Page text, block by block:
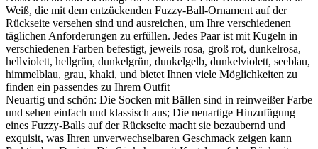
Weiß, die mit dem entzückenden Fuzzy-Ball-Ornament auf der
Rückseite versehen sind und ausreichen, um Ihre verschiedenen
täglichen Anforderungen zu erfüllen. Jedes Paar ist mit Kugeln in
verschiedenen Farben befestigt, jeweils rosa, groß rot, dunkelrosa,
hellviolett, hellgrün, dunkelgrün, dunkelgelb, dunkelviolett, seeblau,
himmelblau, grau, khaki, und bietet Ihnen viele Möglichkeiten zu
finden ein passendes zu Ihrem Outfit
Neuartig und schön: Die Socken mit Bällen sind in reinweißer Farbe
und sehen einfach und klassisch aus; Die neuartige Hinzufügung
eines Fuzzy-Balls auf der Rückseite macht sie bezaubernd und
exquisit, was Ihren unverwechselbaren Geschmack zeigen kann